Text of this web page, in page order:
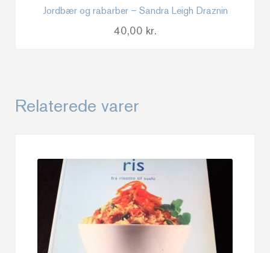
Jordbær og rabarber – Sandra Leigh Draznin
40,00 kr.
Relaterede varer